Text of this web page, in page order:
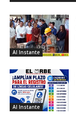
Al Instante
Al Instante